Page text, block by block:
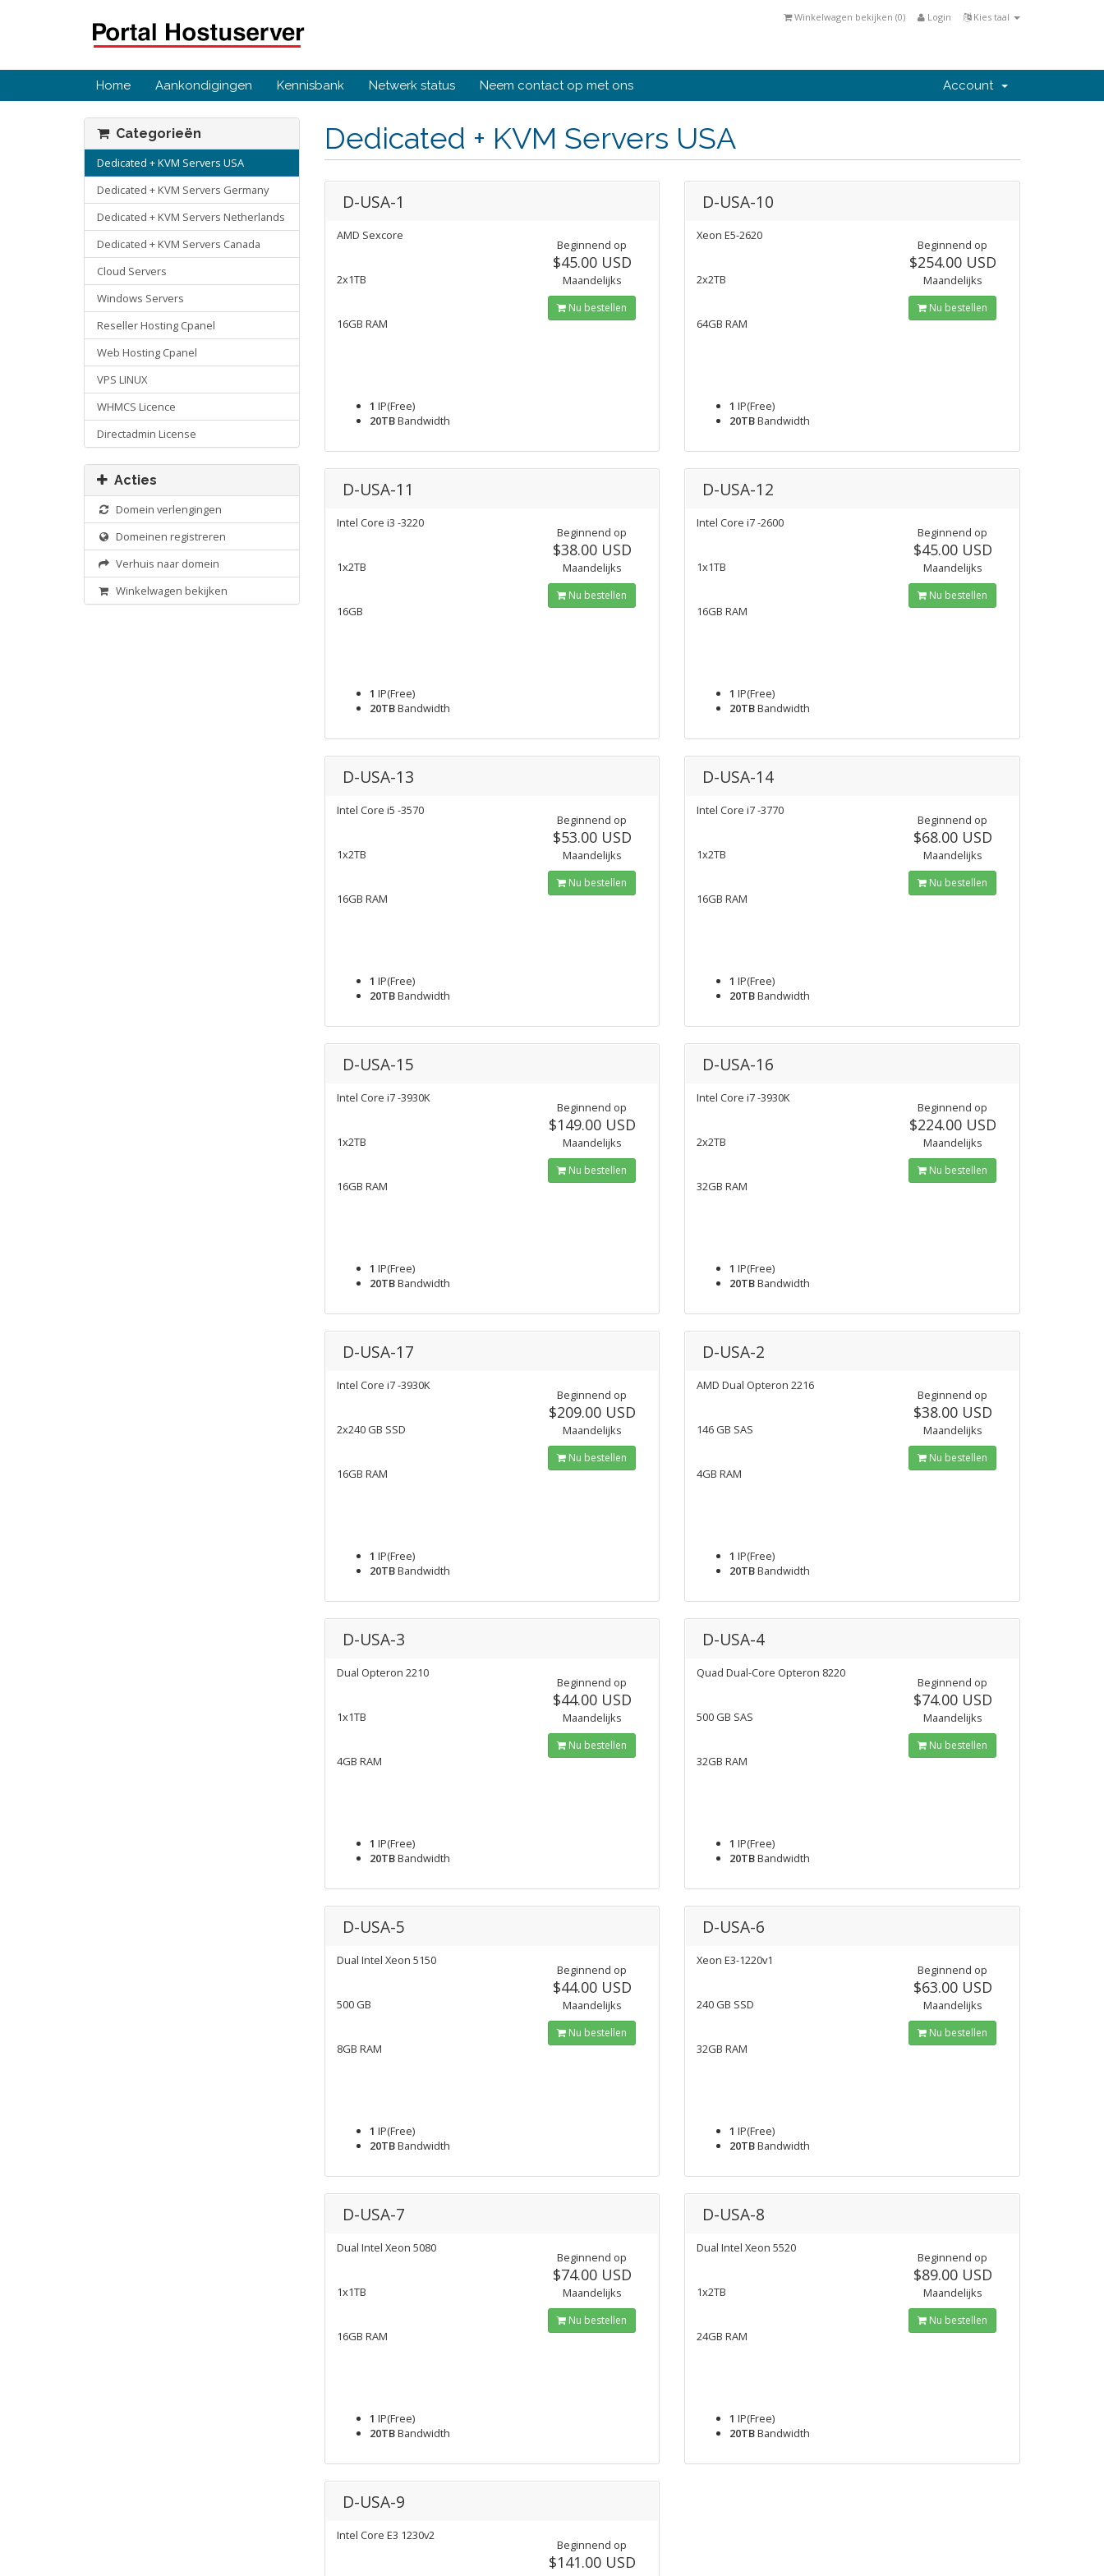
Kies taal
Login
Winkelwagen bekijken (0)
Home Aankondigingen Kennisbank Netwerk status Neem contact op met ons Account
Dedicated + KVM Servers USA
Categorieën
Dedicated + KVM Servers USA
Dedicated + KVM Servers Germany
Dedicated + KVM Servers Netherlands
Dedicated + KVM Servers Canada
Cloud Servers
Windows Servers
Reseller Hosting Cpanel
Web Hosting Cpanel
VPS LINUX
WHMCS Licence
Directadmin License
Acties
Domein verlengingen
Domeinen registreren
Verhuis naar domein
Winkelwagen bekijken
D-USA-1
AMD Sexcore
2x1TB
16GB RAM
1 IP(Free)
20TBBandwidth
Beginnend op
$45.00 USD
Maandelijks
Nu bestellen
D-USA-10
Xeon E5-2620
2x2TB
64GB RAM
1 IP(Free)
20TBBandwidth
Beginnend op
$254.00 USD
Maandelijks
Nu bestellen
D-USA-11
Intel Core i3 -3220
1x2TB
16GB
1 IP(Free)
20TBBandwidth
Beginnend op
$38.00 USD
Maandelijks
Nu bestellen
D-USA-12
Intel Core i7 -2600
1x1TB
16GB RAM
1 IP(Free)
20TBBandwidth
Beginnend op
$45.00 USD
Maandelijks
Nu bestellen
D-USA-13
Intel Core i5 -3570
1x2TB
16GB RAM
1 IP(Free)
20TBBandwidth
Beginnend op
$53.00 USD
Maandelijks
Nu bestellen
D-USA-14
Intel Core i7 -3770
1x2TB
16GB RAM
1 IP(Free)
20TBBandwidth
Beginnend op
$68.00 USD
Maandelijks
Nu bestellen
D-USA-15
Intel Core i7 -3930K
1x2TB
16GB RAM
1 IP(Free)
20TBBandwidth
Beginnend op
$149.00 USD
Maandelijks
Nu bestellen
D-USA-16
Intel Core i7 -3930K
2x2TB
32GB RAM
1 IP(Free)
20TBBandwidth
Beginnend op
$224.00 USD
Maandelijks
Nu bestellen
D-USA-17
Intel Core i7 -3930K
2x240 GB SSD
16GB RAM
1 IP(Free)
20TBBandwidth
Beginnend op
$209.00 USD
Maandelijks
Nu bestellen
D-USA-2
AMD Dual Opteron 2216
146 GB SAS
4GB RAM
1 IP(Free)
20TBBandwidth
Beginnend op
$38.00 USD
Maandelijks
Nu bestellen
D-USA-3
Dual Opteron 2210
1x1TB
4GB RAM
1 IP(Free)
20TBBandwidth
Beginnend op
$44.00 USD
Maandelijks
Nu bestellen
D-USA-4
Quad Dual-Core Opteron 8220
500 GB SAS
32GB RAM
1 IP(Free)
20TBBandwidth
Beginnend op
$74.00 USD
Maandelijks
Nu bestellen
D-USA-5
Dual Intel Xeon 5150
500 GB
8GB RAM
1 IP(Free)
20TBBandwidth
Beginnend op
$44.00 USD
Maandelijks
Nu bestellen
D-USA-6
Xeon E3-1220v1
240 GB SSD
32GB RAM
1 IP(Free)
20TBBandwidth
Beginnend op
$63.00 USD
Maandelijks
Nu bestellen
D-USA-7
Dual Intel Xeon 5080
1x1TB
16GB RAM
1 IP(Free)
20TBBandwidth
Beginnend op
$74.00 USD
Maandelijks
Nu bestellen
D-USA-8
Dual Intel Xeon 5520
1x2TB
24GB RAM
1 IP(Free)
20TBBandwidth
Beginnend op
$89.00 USD
Maandelijks
Nu bestellen
D-USA-9
Intel Core E3 1230v2
Beginnend op
$141.00 USD